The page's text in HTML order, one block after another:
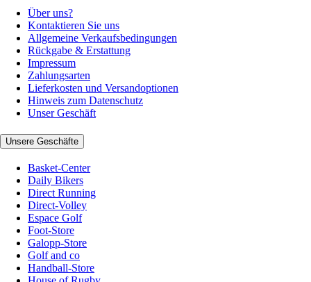
Über uns?
Kontaktieren Sie uns
Allgemeine Verkaufsbedingungen
Rückgabe & Erstattung
Impressum
Zahlungsarten
Lieferkosten und Versandoptionen
Hinweis zum Datenschutz
Unser Geschäft
Unsere Geschäfte
Basket-Center
Daily Bikers
Direct Running
Direct-Volley
Espace Golf
Foot-Store
Galopp-Store
Golf and co
Handball-Store